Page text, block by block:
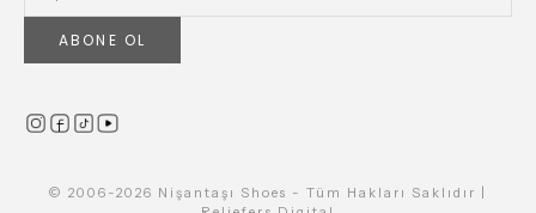
ABONE OL
© 2006-2026 Nişantaşı Shoes - Tüm Hakları Saklıdır |